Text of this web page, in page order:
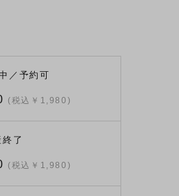
／予約可
(税込￥1,980)
了
(税込￥1,980)